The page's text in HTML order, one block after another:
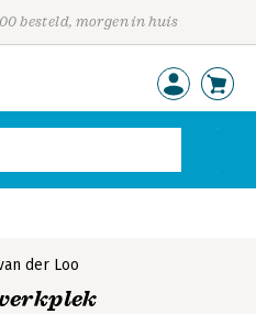
besteld, morgen in huis
der Loo